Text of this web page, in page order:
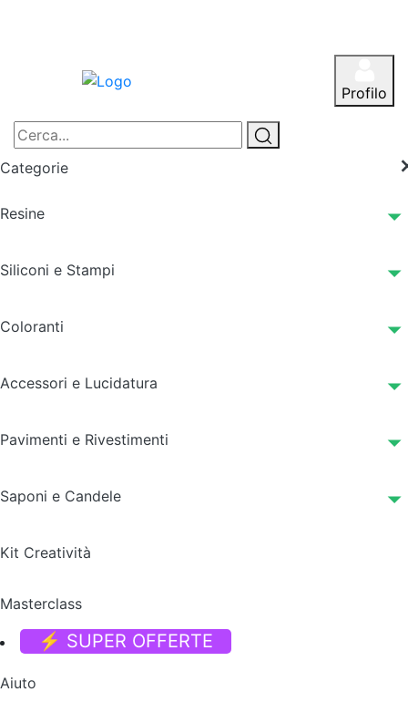
Profilo
Categorie
Resine
Siliconi e Stampi
Coloranti
Accessori e Lucidatura
Pavimenti e Rivestimenti
Saponi e Candele
Kit Creatività
Masterclass
⚡ SUPER OFFERTE
Aiuto